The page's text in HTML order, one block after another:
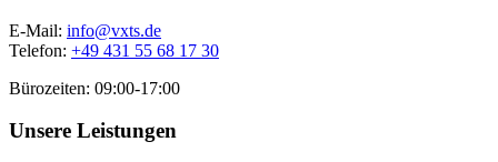
E-Mail: info@vxts.de
Telefon: +49 431 55 68 17 30
Bürozeiten: 09:00-17:00
Unsere Leistungen